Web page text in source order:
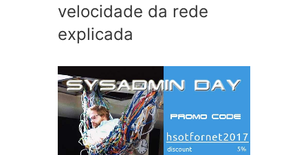
velocidade da rede
explicada